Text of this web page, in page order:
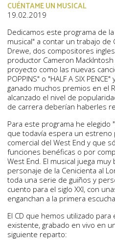
CUÉNTAME UN MUSICAL
19.02.2019
Dedicamos este programa de
musical" a contar un trabajo de
Drewe, dos compositores
productor Cameron
proyecto como las nuevas
POPPINS" o "HALF A SIX
ganado muchos premios en el
alcanzado el nivel de
de carrera deberían haberles
Para este programa he elegido
que todavía espera un
comercial del West End y que
funciones benéficas o por
West End. El musical juega
personaje de la Cenicienta al
toda una serie de guiños y
cuento para el siglo XXI, con
enganchan a la primera
El CD que hemos utilizado
existente, grabado en vivo en
siguiente reparto: